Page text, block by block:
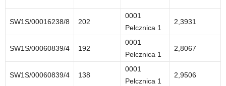
SW1S/00016238/8 202
0001
Pełcznica 1
2,3931
SW1S/00060839/4 192
0001
Pełcznica 1
2,8067
SW1S/00060839/4 138
0001
Pełcznica 1
2,9506